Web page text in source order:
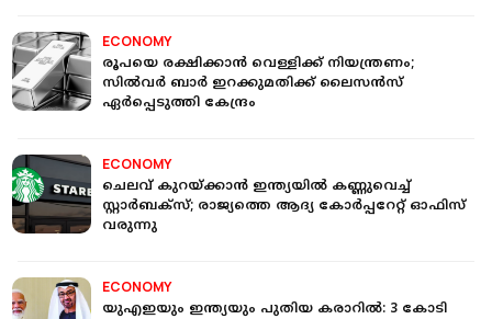
ECONOMY
രൂപയെ രക്ഷിക്കാന്‍ വെള്ളിക്ക് നിയന്ത്രണം;
സില്‍വര്‍ ബാര്‍ ഇറക്കുമതിക്ക് ലൈസന്‍സ്
ഏര്‍പ്പെടുത്തി കേന്ദ്രം
ECONOMY
ചെലവ് കുറയ്ക്കാന്‍ ഇന്ത്യയില്‍ കണ്ണുവെച്ച്
സ്റ്റാര്‍ബക്‌സ്; രാജ്യത്തെ ആദ്യ കോര്‍പ്പറേറ്റ് ഓഫിസ്
വരുന്നു
ECONOMY
യുഎഇയും ഇന്ത്യയും പുതിയ കരാറില്‍: 3 കോടി